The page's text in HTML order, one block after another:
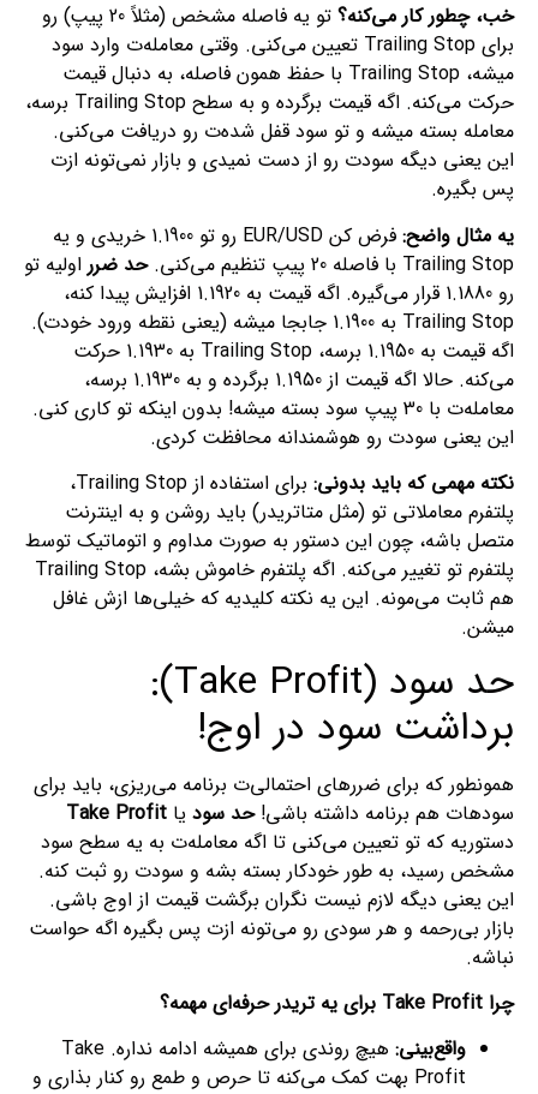
خب، چطور کار می‌کنه؟
تو یه فاصله مشخص (مثلاً 20 پیپ) رو
برای Trailing Stop تعیین می‌کنی. وقتی معامله‌ت وارد سود
میشه، Trailing Stop با حفظ همون فاصله، به دنبال قیمت
حرکت می‌کنه. اگه قیمت برگرده و به سطح Trailing Stop برسه،
معامله بسته میشه و تو سود قفل شده‌ت رو دریافت می‌کنی.
این یعنی دیگه سودت رو از دست نمیدی و بازار نمی‌تونه ازت
پس بگیره.
یه مثال واضح:
فرض کن EUR/USD رو تو 1.1900 خریدی و یه
Trailing Stop با فاصله 20 پیپ تنظیم می‌کنی.
حد ضرر اولیه تو
رو 1.1880 قرار می‌گیره. اگه قیمت به 1.1920 افزایش پیدا کنه،
Trailing Stop به 1.1900 جابجا میشه (یعنی نقطه ورود خودت).
اگه قیمت به 1.1950 برسه، Trailing Stop به 1.1930 حرکت
می‌کنه. حالا اگه قیمت از 1.1950 برگرده و به 1.1930 برسه،
معامله‌ت با 30 پیپ سود بسته میشه! بدون اینکه تو کاری کنی.
این یعنی سودت رو هوشمندانه محافظت کردی.
نکته مهمی که باید بدونی:
برای استفاده از Trailing Stop،
پلتفرم معاملاتی تو (مثل متاتریدر) باید روشن و به اینترنت
متصل باشه، چون این دستور به صورت مداوم و اتوماتیک توسط
پلتفرم تو تغییر می‌کنه. اگه پلتفرم خاموش بشه، Trailing Stop
هم ثابت می‌مونه. این یه نکته کلیدیه که خیلی‌ها ازش غافل
میشن.
حد سود (Take Profit):
برداشت سود در اوج!
همونطور که برای ضررهای احتمالی‌ت برنامه می‌ریزی، باید برای
سودهات هم برنامه داشته باشی!حد سود یا Take Profit
دستوریه که تو تعیین می‌کنی تا اگه معامله‌ت به یه سطح سود
مشخص رسید، به طور خودکار بسته بشه و سودت رو ثبت کنه.
این یعنی دیگه لازم نیست نگران برگشت قیمت از اوج باشی.
بازار بی‌رحمه و هر سودی رو می‌تونه ازت پس بگیره اگه حواست
نباشه.
چرا Take Profit برای یه تریدر حرفه‌ای مهمه؟
واقع‌بینی:
هیچ روندی برای همیشه ادامه نداره. Take
Profit بهت کمک می‌کنه تا حرص و طمع رو کنار بذاری و